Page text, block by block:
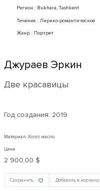
Регион : Bukhara, Tashkent
Течение : Лирико-романтическое
Жанр : Портрет
Джураев Эркин
Две красавицы
Год создания: 2019
Материал: Холст, масло
Цена
2 900,00 $
Сохранить Добавить в корзину